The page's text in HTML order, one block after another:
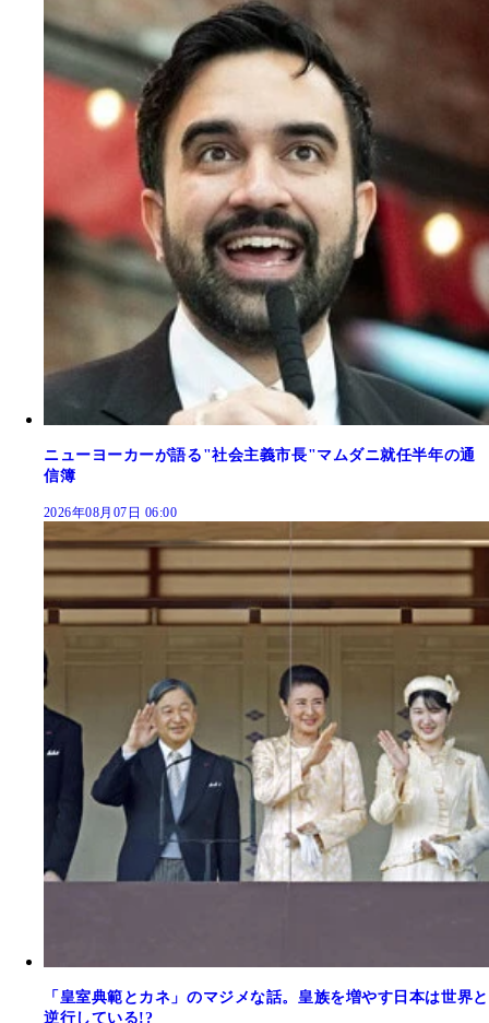
ニューヨーカーが語る"社会主義市長"マムダニ就任半年の通
信簿
2026年08月07日 06:00
「皇室典範とカネ」のマジメな話。皇族を増やす日本は世界と
逆行している!?